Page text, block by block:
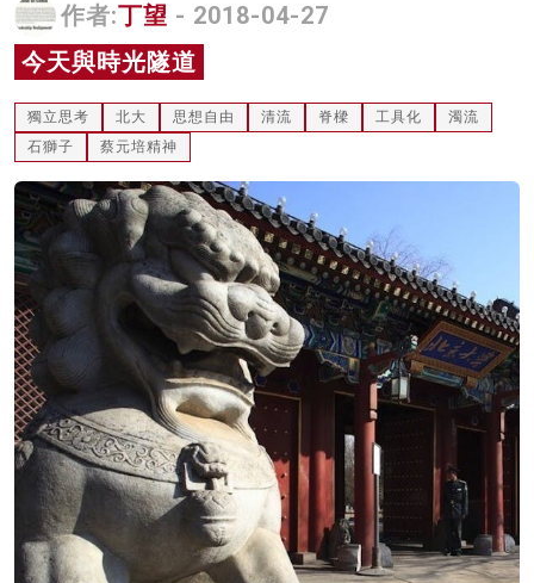
關於我們
作者:丁望 - 2018-04-27
今天與時光隧道
獨立思考 北大 思想自由 清流 脊樑 工具化
濁流
石獅子
蔡元培精神